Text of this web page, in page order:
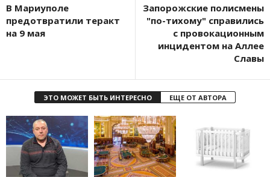
В Мариуполе
предотвратили теракт
на 9 мая
Запорожские полисмены
"по-тихому" справились
с провокационным
инцидентом на Аллее
Славы
ЭТО МОЖЕТ БЫТЬ ИНТЕРЕСНО ЕЩЕ ОТ АВТОРА